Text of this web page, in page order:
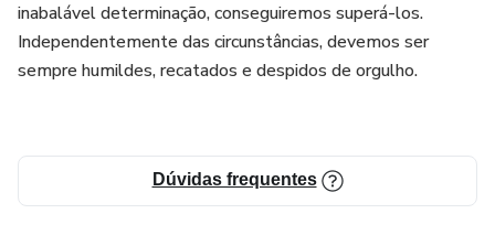
inabalável determinação, conseguiremos superá-los.
Independentemente das circunstâncias, devemos ser
sempre humildes, recatados e despidos de orgulho.
Dúvidas frequentes